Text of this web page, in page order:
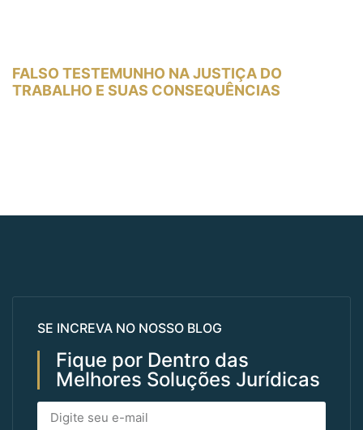
FALSO TESTEMUNHO NA JUSTIÇA DO
TRABALHO E SUAS CONSEQUÊNCIAS
SE INCREVA NO NOSSO BLOG
Fique por Dentro das
Melhores Soluções Jurídicas